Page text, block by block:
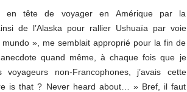
en tête de voyager en Amérique par la
de l’Alaska pour rallier Ushuaïa par voie
», me semblait approprié pour la fin de
quand même, à chaque fois que je
non-Francophones, j’avais cette
is that ? Never heard about… » Bref, il faut